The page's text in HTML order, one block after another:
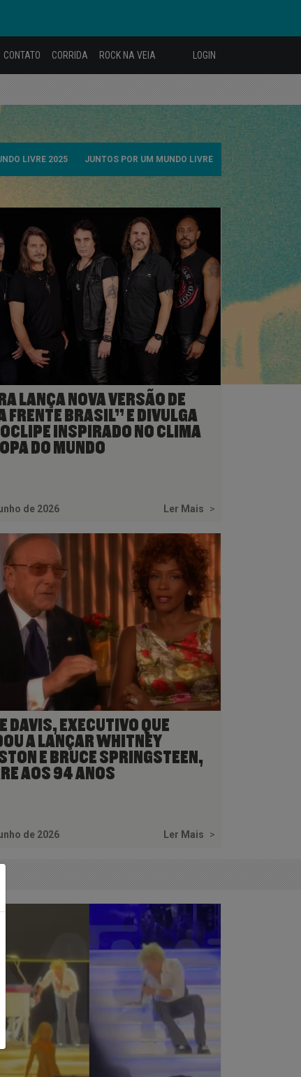
CONTATO CORRIDA ROCK NA VEIA LOGIN
LIVRE 2025 JUNTOS POR UM MUNDO LIVRE
LANÇA NOVA VERSÃO DE
FRENTE BRASIL” E DIVULGA
INSPIRADO NO CLIMA
DO MUNDO
de 2026 Ler Mais >
DAVIS, EXECUTIVO QUE
A LANÇAR WHITNEY
E BRUCE SPRINGSTEEN,
AOS 94 ANOS
de 2026 Ler Mais >